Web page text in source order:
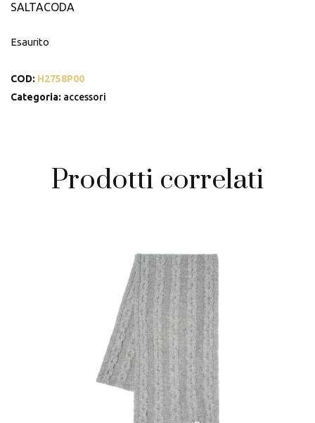
SALTACODA
Esaurito
COD: H2758P00
Categoria: accessori
Prodotti correlati